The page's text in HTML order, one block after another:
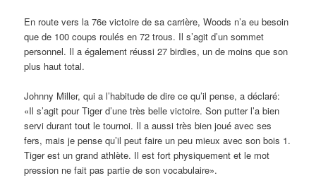
En route vers la 76e victoire de sa carrière, Woods n’a eu besoin
que de 100 coups roulés en 72 trous. Il s’agit d’un sommet
personnel. Il a également réussi 27 birdies, un de moins que son
plus haut total.
Johnny Miller, qui a l’habitude de dire ce qu’il pense, a déclaré:
«Il s’agit pour Tiger d’une très belle victoire. Son putter l’a bien
servi durant tout le tournoi. Il a aussi très bien joué avec ses
fers, mais je pense qu’il peut faire un peu mieux avec son bois 1.
Tiger est un grand athlète. Il est fort physiquement et le mot
pression ne fait pas partie de son vocabulaire».